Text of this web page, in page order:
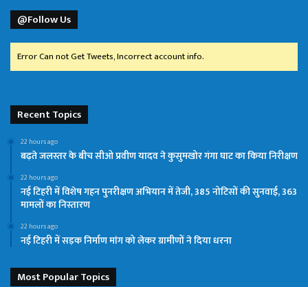
@Follow Us
Error Can not Get Tweets, Incorrect account info.
Recent Topics
22 hours ago
बढ़ते जलस्तर के बीच सीओ प्रवीण यादव ने कुसुमखोर गंगा घाट का किया निरीक्षण
22 hours ago
नई टिहरी में विशेष गहन पुनरीक्षण अभियान में तेजी, 385 नोटिसों की सुनवाई, 363
मामलों का निस्तारण
22 hours ago
नई टिहरी में सड़क निर्माण मांग को लेकर ग्रामीणों ने दिया धरना
Most Popular Topics